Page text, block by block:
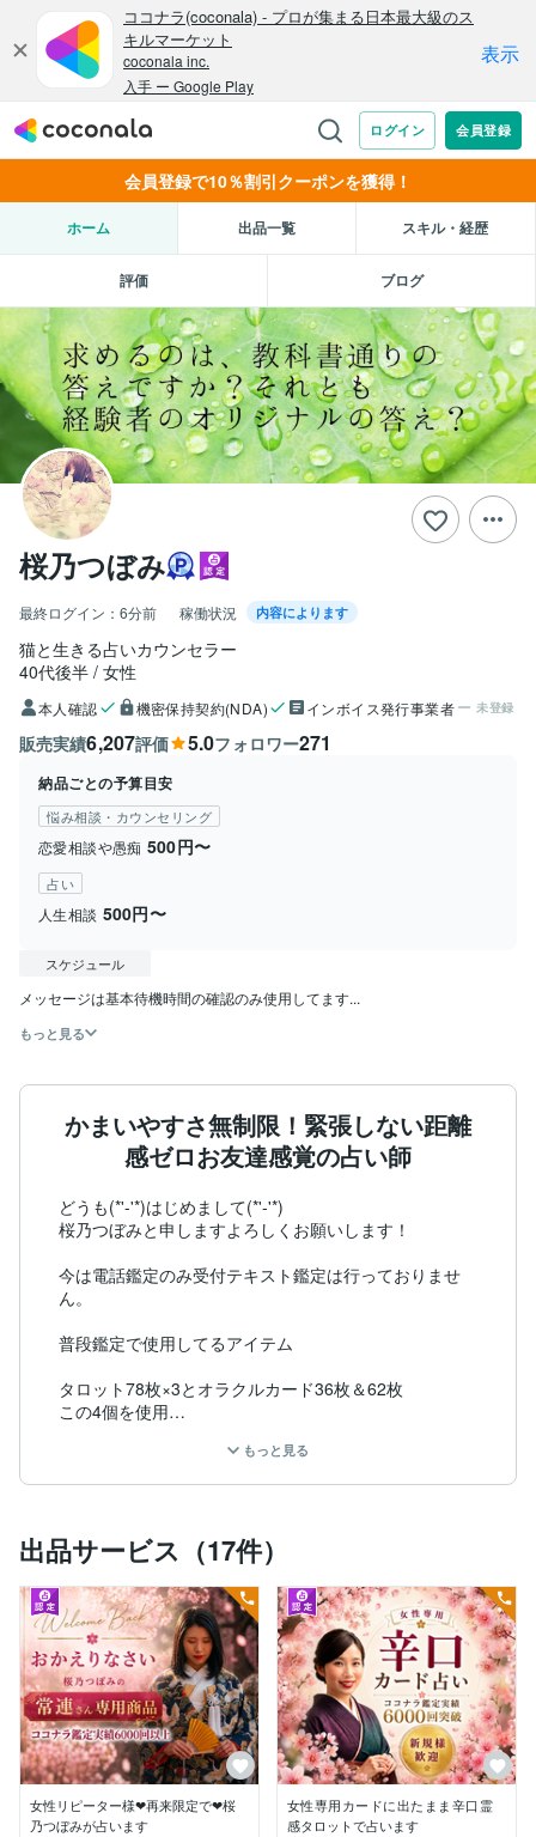
会員登録で10％割引クーポンを獲得！
ホーム 出品一覧 スキル・経歴
評価 ブログ
桜乃つぼみ
最終ログイン： 6分前 稼働状況 内容によります
猫と生きる占いカウンセラー
40代後半 女性
本人確認 機密保持契約(NDA) インボイス発行事業者 未登録
販売実績6,207評価 5.0フォロワー271
納品ごとの予算目安
悩み相談・カウンセリング
恋愛相談や愚痴 500円〜
占い
人生相談 500円〜
スケジュール
メッセージは基本待機時間の確認のみ使用してます...
もっと見る
かまいやすさ無制限！緊張しない距離
感ゼロお友達感覚の占い師
どうも(*'-'*)はじめまして(*'-'*)
桜乃つぼみと申しますよろしくお願いします！
今は電話鑑定のみ受付テキスト鑑定は行っておりませ
ん。
普段鑑定で使用してるアイテム
タロット78枚×3とオラクルカード36枚＆62枚
この4個を使用
【⠀スプレッドは組みません⠀】
だから話聞かせてもらいながら
どんどんカード引いてお客様に回答してます！
カードはお客様1人1人毎回
電話のベルがなった時点でシャフルし直し
ボタンを押して電話に出たところで
軽く挨拶して
((どうも〜(❀´꒳`)よろしくお願いします)))
☆名前や生年月日は鑑定するのに
私はいりませんのでそのまま鑑定開始します！
お客様に
もっと見る
出品サービス（17件）
女性リピーター様❤再来限定で❤桜
乃つぼみが占います
女性専用カードに出たまま辛口霊
感タロットで占います